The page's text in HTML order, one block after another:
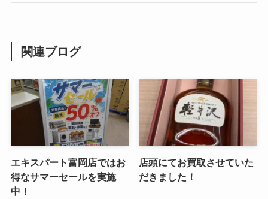
関連ブログ
エキスパート富岡店ではお
得なサマーセールを実施
中！
店頭にてお買取させていた
だきました！